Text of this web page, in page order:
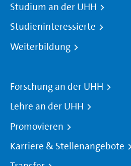
Studium an der UHH
Studieninteressierte
Weiterbildung
Forschung an der UHH
Lehre an der UHH
Promovieren
Karriere & Stellenangebote